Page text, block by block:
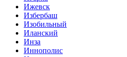
Ижевск
Избербаш
Изобильный
Иланский
Инза
Иннополис